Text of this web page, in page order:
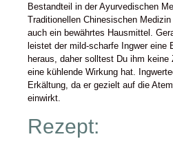
Bestandteil in der Ayurvedischen
Traditionellen Chinesischen
auch ein bewährtes Hausmittel.
leistet der mild-scharfe Ingwer eine
heraus, daher solltest Du ihm keine
eine kühlende Wirkung hat.
Erkältung, da er gezielt auf die
einwirkt.
Rezept: